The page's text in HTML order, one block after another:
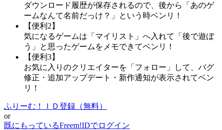
ダウンロード履歴が保存されるので、後から「あのゲ
ームなんて名前だっけ？」という時ベンリ！
【便利2】
気になるゲームは「マイリスト」へ入れて「後で遊ぼ
う」と思ったゲームをメモできてベンリ！
【便利3】
お気に入りのクリエイターを「フォロー」して、バグ
修正・追加アップデート・新作通知が表示されてベン
リ！
ふりーむ！ＩＤ登録（無料）
or
既にもっているFreem!IDでログイン